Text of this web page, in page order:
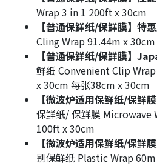
Wrap 3 in 1 200ft x 30cm
【普通保鲜纸/保鲜膜】特
Cling Wrap 91.44m x
【普通保鲜纸/保鲜膜】
鲜纸 Convenient Clip
x 30cm 每张38cm x 30cm
【微波炉适用保鲜纸/保
保鲜纸/ 保鲜膜 Microwave
100ft x 30cm
【微波炉适用保鲜纸/保鲜
别保鲜纸 Plastic Wrap